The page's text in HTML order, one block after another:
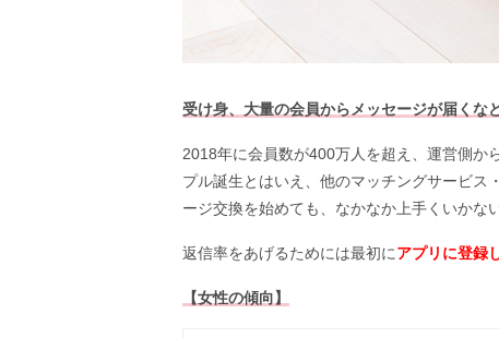
受け身、大量の会員からメッセージが届くな
2018年に会員数が400万人を超え、運営側か
プル誕生とはいえ、他のマッチングサービス
ージ交換を始めても、なかなか上手くいかな
返信率をあげるためには最初にアプリに登録
【女性の傾向】